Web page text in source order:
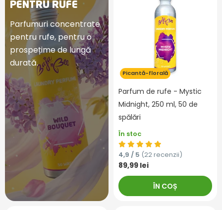
PENTRU RUFE
Parfumuri concentrate
pentru rufe, pentru o
prospețime de lungă
durată.
Picantă-florală
Parfum de rufe - Mystic
Midnight, 250 ml, 50 de
spălări
În stoc
4,9 / 5 (22 recenzii)
89,99 lei
ÎN COȘ